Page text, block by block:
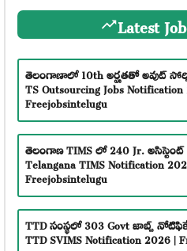
Latest
తెలంగాణాలో 10th అర్హతతో అవుట్
TS Outsourcing Jobs
Freejobsintelugu
తెలంగాణ TIMS లో 240 Jr.
Telangana TIMS Notification
Freejobsintelugu
TTD సంస్థలో 303 Govt జాబ్స్
TTD SVIMS Notification 2026 |